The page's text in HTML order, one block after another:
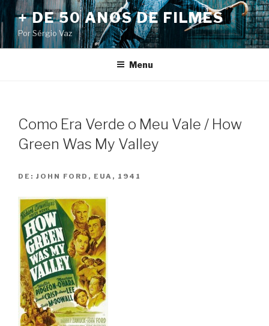
Pular
para
o
conteúdo
+ DE 50 ANOS DE FILMES
Por Sérgio Vaz
Menu
Como Era Verde o Meu Vale / How
Green Was My Valley
DE: JOHN FORD, EUA, 1941